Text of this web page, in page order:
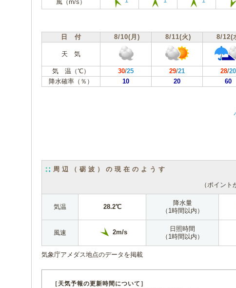
風（m/s）
日 付 8/10(月) 8/11(火) 8/12(
天 気
気 温（℃） 30/25 29/21 28/20
降水確率（％）
10 20 60
周辺（砺波）の現在のようす
（ポイント
気温 28.2℃
降水量
（1時間以内）
風速 2m/s
日照時間
（1時間以内）
気象庁アメダス地点のデータを掲載
［天気予報の更新時間について］